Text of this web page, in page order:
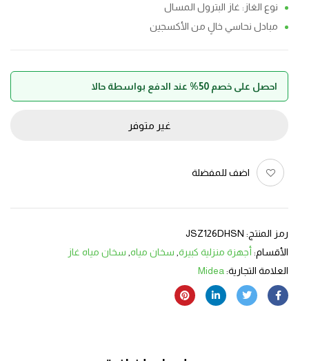
نوع الغاز: غاز البترول المسال
مبادل نحاسي خالٍ من الأكسجين
احصل على خصم 50% عند الدفع بواسطة حالا
غير متوفر
اضف للمفضلة
رمز المنتج: JSZ126DHSN
الأقسام: أجهزة منزلية كبيرة سخان مياه سخان مياه غاز
العلامة التجارية: Midea